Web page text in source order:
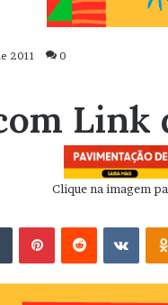
2011 0
Link
Clique na imagem
VK